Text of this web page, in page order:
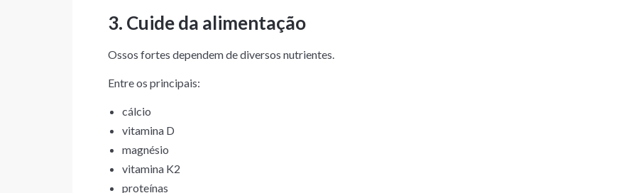
3. Cuide da alimentação
Ossos fortes dependem de diversos nutrientes.
Entre os principais:
cálcio
vitamina D
magnésio
vitamina K2
proteínas